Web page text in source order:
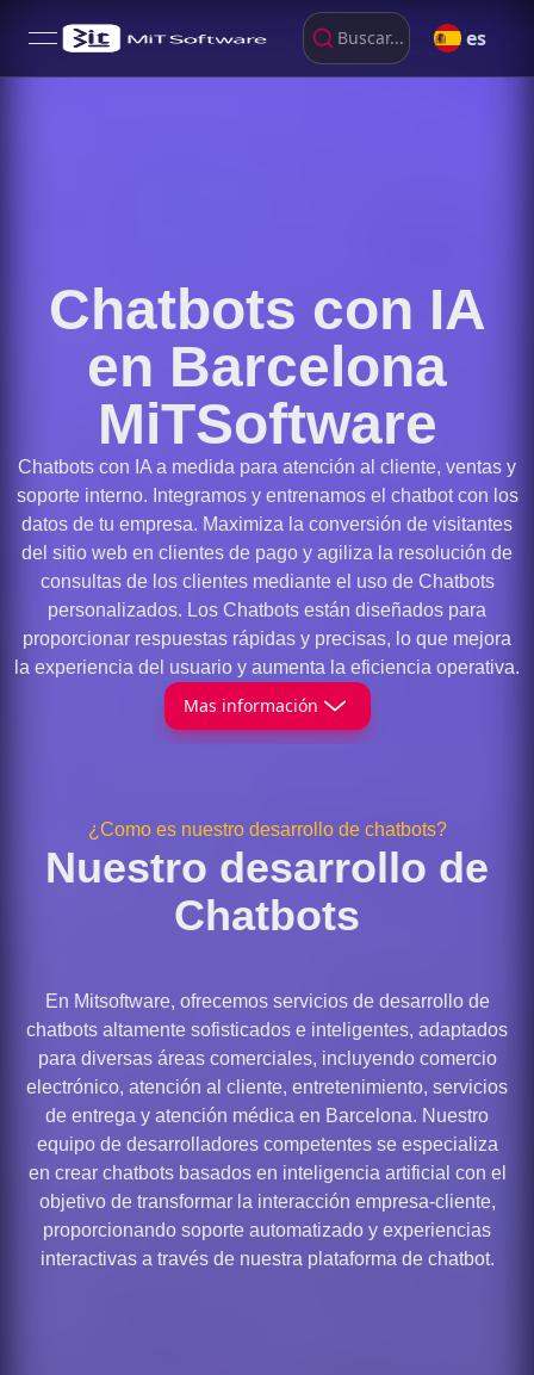
open navigation menu Buscar... es
Chatbots con IA
en Barcelona
MiTSoftware
Chatbots con IA a medida para atención al cliente, ventas y
soporte interno. Integramos y entrenamos el chatbot con los
datos de tu empresa. Maximiza la conversión de visitantes
del sitio web en clientes de pago y agiliza la resolución de
consultas de los clientes mediante el uso de Chatbots
personalizados. Los Chatbots están diseñados para
proporcionar respuestas rápidas y precisas, lo que mejora
la experiencia del usuario y aumenta la eficiencia operativa.
Mas información
¿Como es nuestro desarrollo de chatbots?
Nuestro desarrollo de
Chatbots
En Mitsoftware, ofrecemos servicios de desarrollo de
chatbots altamente sofisticados e inteligentes, adaptados
para diversas áreas comerciales, incluyendo comercio
electrónico, atención al cliente, entretenimiento, servicios
de entrega y atención médica en Barcelona. Nuestro
equipo de desarrolladores competentes se especializa
en crear chatbots basados en inteligencia artificial con el
objetivo de transformar la interacción empresa-cliente,
proporcionando soporte automatizado y experiencias
interactivas a través de nuestra plataforma de chatbot.